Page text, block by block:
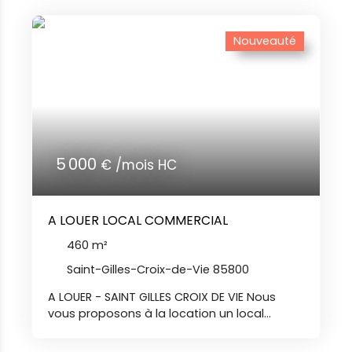
portail motorisé et porte de service +
espace extérieur (pour stockage) Loyer
8h00 à 19h00 sans interruption.
5 000€ /mois HC
Nouveauté
A LOUER LOCAL COMMERCIAL
460 m²
Saint-Gilles-Croix-de-Vie 85800
A LOUER - SAINT GILLES CROIX DE VIE Nous
vous proposons à la location un local